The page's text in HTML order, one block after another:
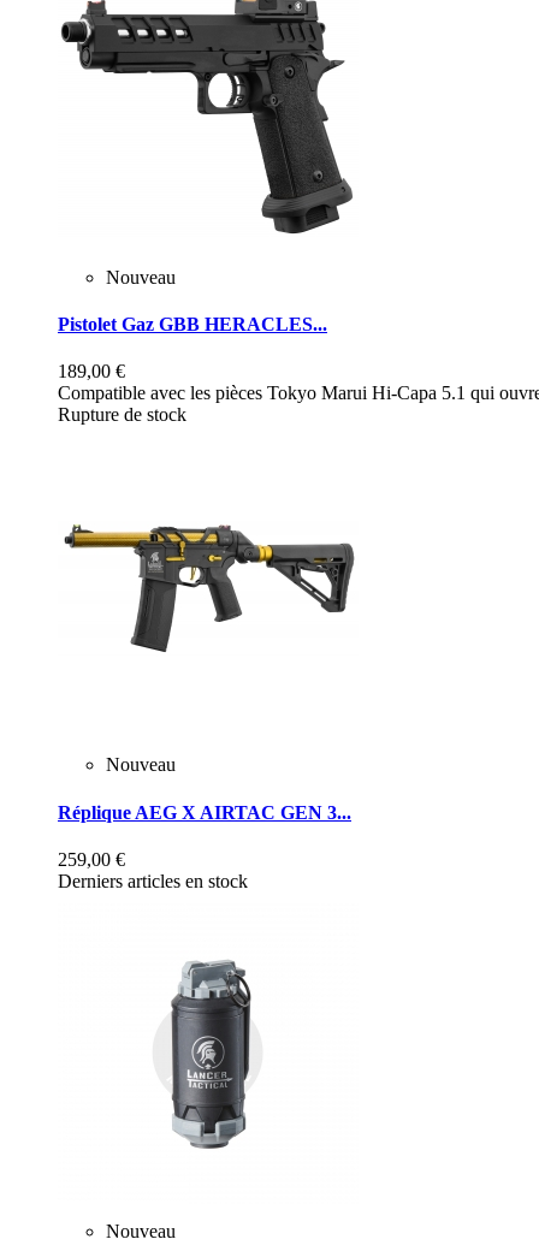
Nouveau
Pistolet Gaz GBB HERACLES...
189,00 €
Compatible avec les pièces Tokyo Marui Hi-Capa 5.1 qui
Rupture de stock
Nouveau
Réplique AEG X AIRTAC GEN 3...
259,00 €
Derniers articles en stock
Nouveau